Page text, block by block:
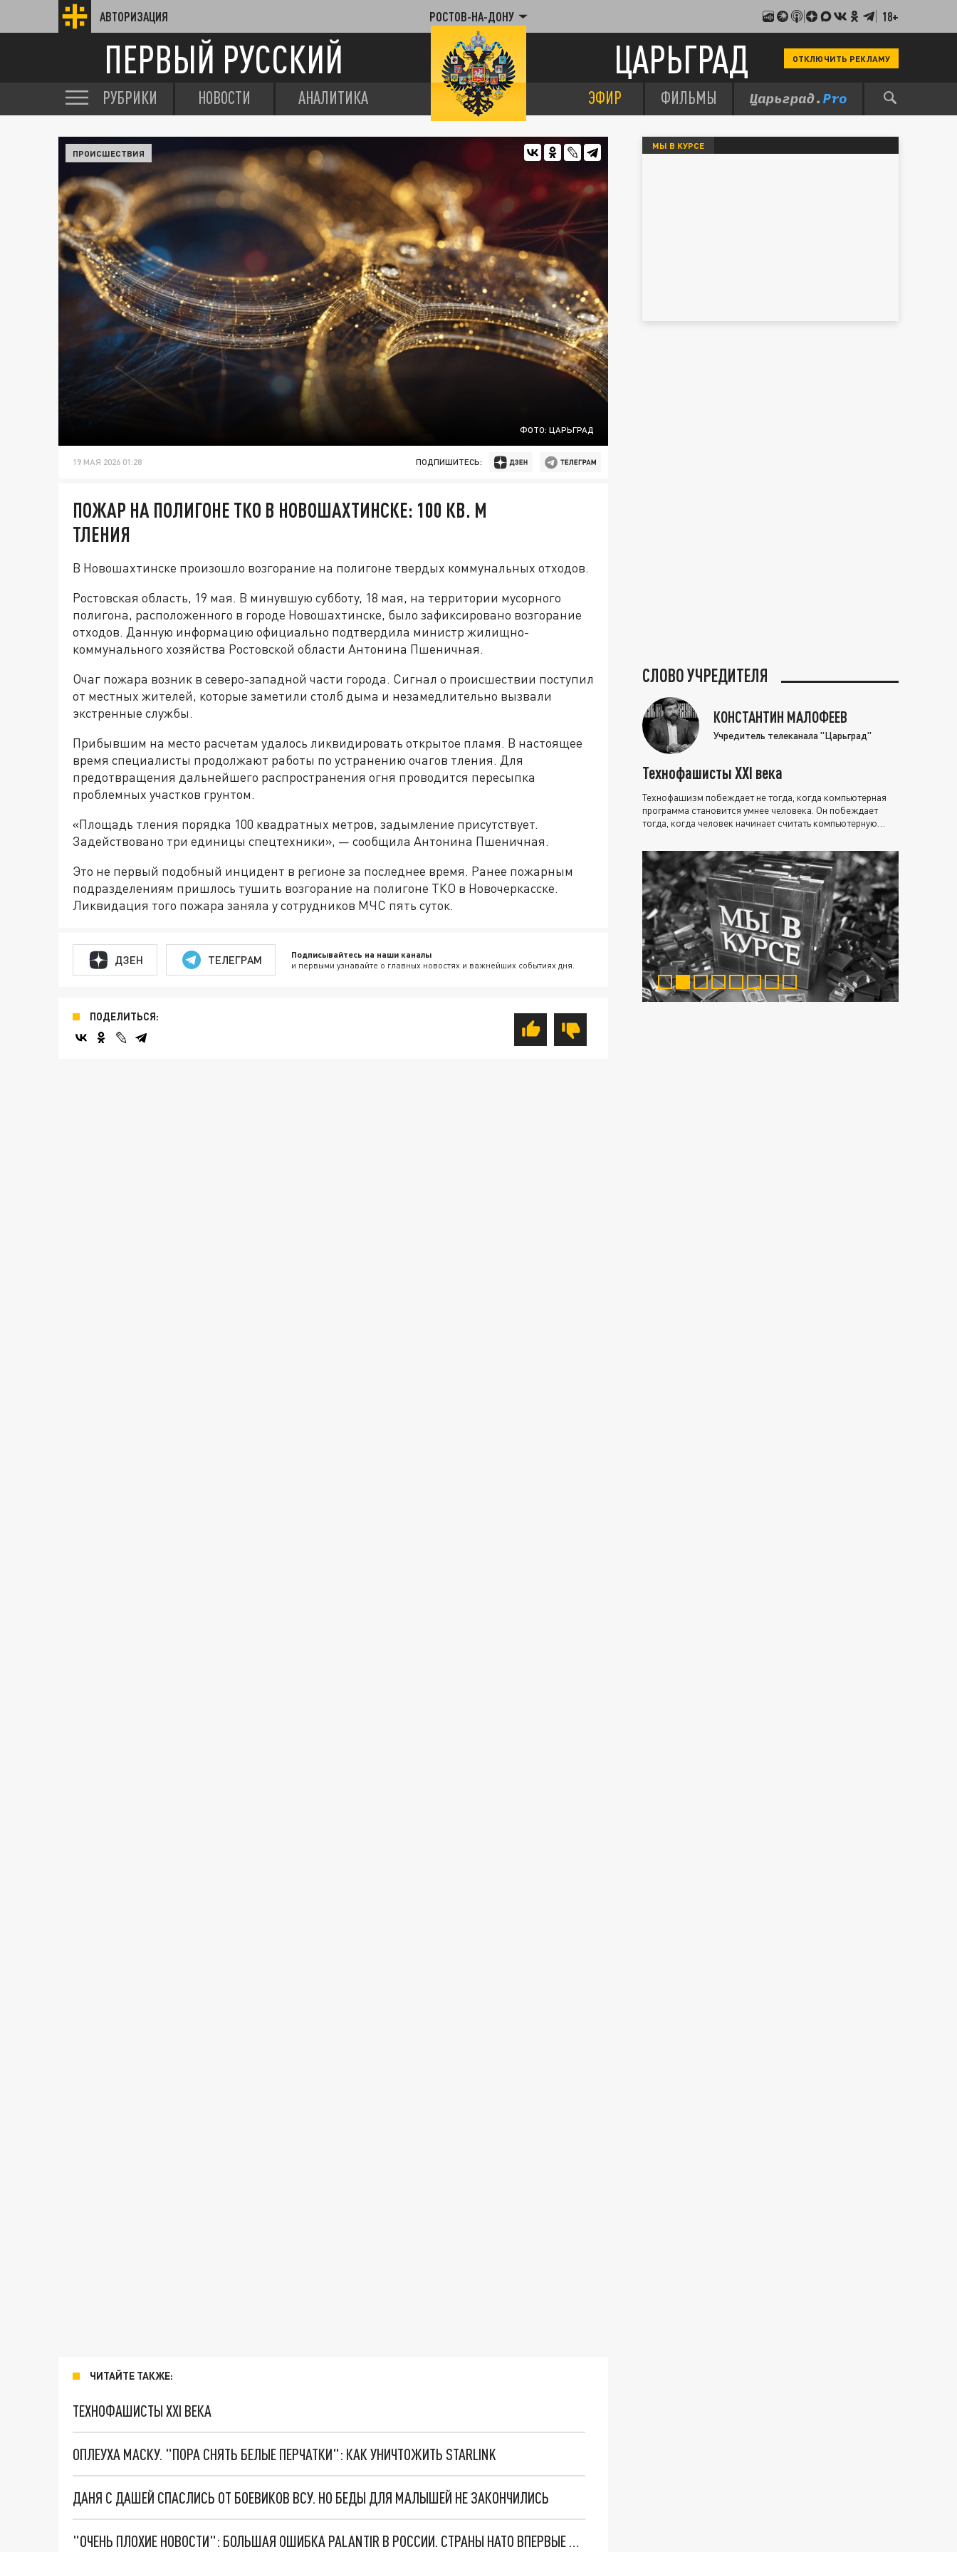
АВТОРИЗАЦИЯ РОСТОВ-НА-ДОНУ 18+
ПЕРВЫЙ РУССКИЙ ЦАРЬГРАД ОТКЛЮЧИТЬ РЕКЛАМУ
РУБРИКИ НОВОСТИ АНАЛИТИКА ЭФИР ФИЛЬМЫ
ФОТО: ЦАРЬГРАД
ПРОИСШЕСТВИЯ
19 МАЯ 2026 01:28 ПОДПИШИТЕСЬ:
ПОЖАР НА ПОЛИГОНЕ ТКО В НОВОШАХТИНСКЕ: 100 КВ. М
ТЛЕНИЯ
В Новошахтинске произошло возгорание на полигоне твердых коммунальных отходов.
Ростовская область, 19 мая. В минувшую субботу, 18 мая, на территории мусорного
полигона, расположенного в городе Новошахтинске, было зафиксировано возгорание
отходов. Данную информацию официально подтвердила министр жилищно-
коммунального хозяйства Ростовской области Антонина Пшеничная.
Очаг пожара возник в северо-западной части города. Сигнал о происшествии поступил
от местных жителей, которые заметили столб дыма и незамедлительно вызвали
экстренные службы.
Прибывшим на место расчетам удалось ликвидировать открытое пламя. В настоящее
время специалисты продолжают работы по устранению очагов тления. Для
предотвращения дальнейшего распространения огня проводится пересыпка
проблемных участков грунтом.
«Площадь тления порядка 100 квадратных метров, задымление присутствует.
Задействовано три единицы спецтехники», — сообщила Антонина Пшеничная.
Это не первый подобный инцидент в регионе за последнее время. Ранее пожарным
подразделениям пришлось тушить возгорание на полигоне ТКО в Новочеркасске.
Ликвидация того пожара заняла у сотрудников МЧС пять суток.
ДЗЕН ТЕЛЕГРАМ Подписывайтесь на наши каналы
и первыми узнавайте о главных новостях и важнейших событиях дня.
ПОДЕЛИТЬСЯ:
ЧИТАЙТЕ ТАКЖЕ:
ТЕХНОФАШИСТЫ XXI ВЕКА
ОПЛЕУХА МАСКУ. "ПОРА СНЯТЬ БЕЛЫЕ ПЕРЧАТКИ": КАК УНИЧТОЖИТЬ STARLINK
ДАНЯ С ДАШЕЙ СПАСЛИСЬ ОТ БОЕВИКОВ ВСУ. НО БЕДЫ ДЛЯ МАЛЫШЕЙ НЕ ЗАКОНЧИЛИСЬ
"ОЧЕНЬ ПЛОХИЕ НОВОСТИ": БОЛЬШАЯ ОШИБКА PALANTIR В РОССИИ. СТРАНЫ НАТО ВПЕРВЫЕ ЗА СВО ОСТАНОВИЛИ ПОСТАВКИ ОРУЖИЯ. ВСУ ТЕРЯЮТ ПРИГРАНИЧЬЕ?
МЫ В КУРСЕ
СЛОВО УЧРЕДИТЕЛЯ
КОНСТАНТИН МАЛОФЕЕВ
Учредитель телеканала "Царьград"
Технофашисты XXI века
Технофашизм побеждает не тогда, когда компьютерная
программа становится умнее человека. Он побеждает
тогда, когда человек начинает считать компьютерную